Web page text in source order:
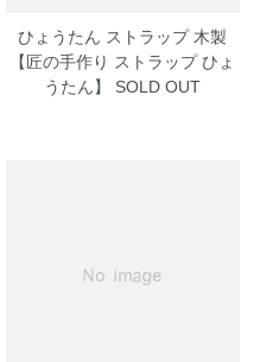
ひょうたん ストラップ 木製
【匠の手作り ストラップ ひょ
うたん】
SOLD OUT